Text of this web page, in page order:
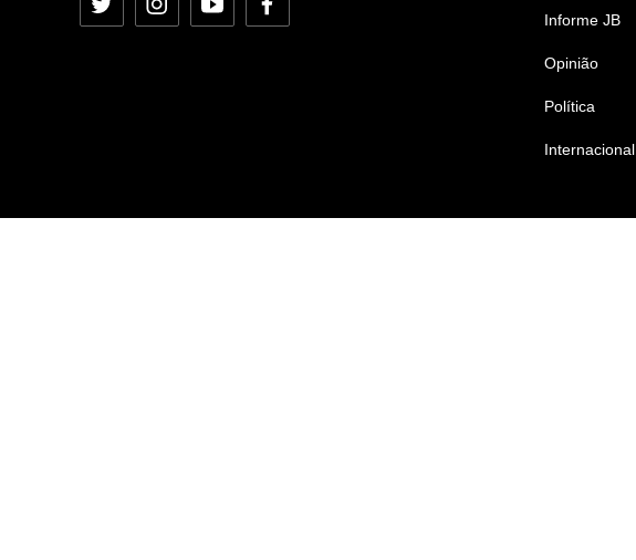
Twitter InstagramYouTubeFacebook Informe JB
Opinião
Política
Internacional